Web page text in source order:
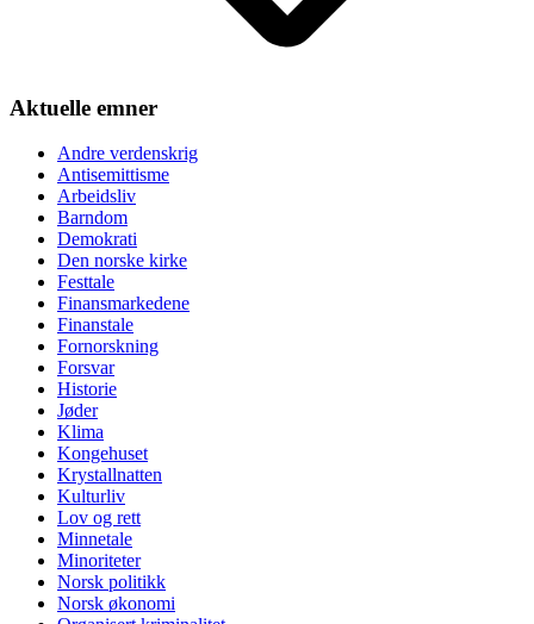
Aktuelle emner
Andre verdenskrig
Antisemittisme
Arbeidsliv
Barndom
Demokrati
Den norske kirke
Festtale
Finansmarkedene
Finanstale
Fornorskning
Forsvar
Historie
Jøder
Klima
Kongehuset
Krystallnatten
Kulturliv
Lov og rett
Minnetale
Minoriteter
Norsk politikk
Norsk økonomi